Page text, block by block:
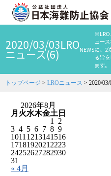
2020/03/03LRO
ニュース(6) NEWS
※LRO
ュー
に、2
る旨
ます。
トップページ >LROニュース >2020/
2026年8月
月 火水木金土 日
1
2
3 4 5 6 7 8 9
1011 1213141516
1718192021 2223
24252627282930
31
« 4月